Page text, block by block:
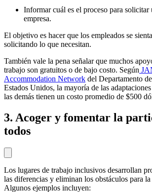
Informar cuál es el proceso para solicitar
empresa.
El objetivo es hacer que los empleados se
solicitando lo que necesitan.
También vale la pena señalar que muchos
trabajo son gratuitos o de bajo costo. Según
Accommodation Network del Departamento
Estados Unidos, la mayoría de las
las demás tienen un costo promedio de $500
3. Acoger y fomentar la
todos
Los lugares de trabajo inclusivos desarrollan
las diferencias y eliminan los obstáculos para
Algunos ejemplos incluyen: